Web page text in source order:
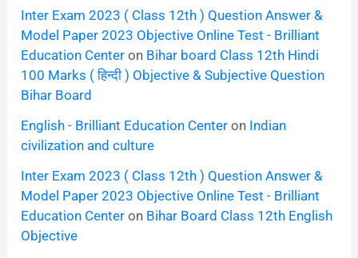
Inter Exam 2023 ( Class 12th ) Question Answer &
Model Paper 2023 Objective Online Test - Brilliant
Education Center on Bihar board Class 12th Hindi
100 Marks ( हिन्दी ) Objective & Subjective Question
Bihar Board
English - Brilliant Education Center on Indian
civilization and culture
Inter Exam 2023 ( Class 12th ) Question Answer &
Model Paper 2023 Objective Online Test - Brilliant
Education Center on Bihar Board Class 12th English
Objective